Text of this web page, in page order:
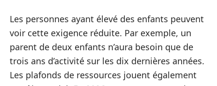
Les personnes ayant élevé des enfants peuvent
voir cette exigence réduite. Par exemple, un
parent de deux enfants n’aura besoin que de
trois ans d’activité sur les dix dernières années.
Les plafonds de ressources jouent également